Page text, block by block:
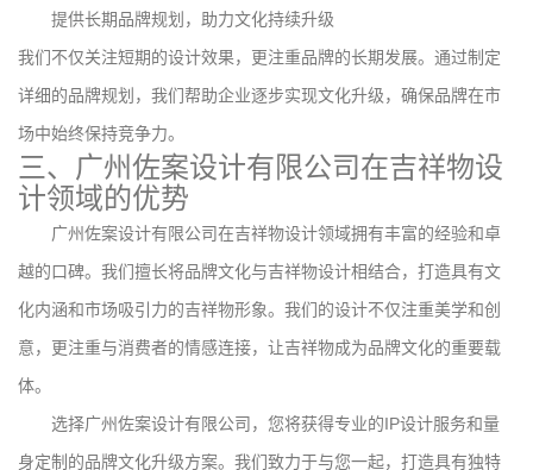
提供长期品牌规划，助力文化持续升级
我们不仅关注短期的设计效果，更注重品牌的长期发展。通过制定
详细的品牌规划，我们帮助企业逐步实现文化升级，确保品牌在市
场中始终保持竞争力。
三、广州佐案设计有限公司在吉祥物设
计领域的优势
广州佐案设计有限公司在吉祥物设计领域拥有丰富的经验和卓
越的口碑。我们擅长将品牌文化与吉祥物设计相结合，打造具有文
化内涵和市场吸引力的吉祥物形象。我们的设计不仅注重美学和创
意，更注重与消费者的情感连接，让吉祥物成为品牌文化的重要载
体。
选择广州佐案设计有限公司，您将获得专业的IP设计服务和量
身定制的品牌文化升级方案。我们致力于与您一起，打造具有独特